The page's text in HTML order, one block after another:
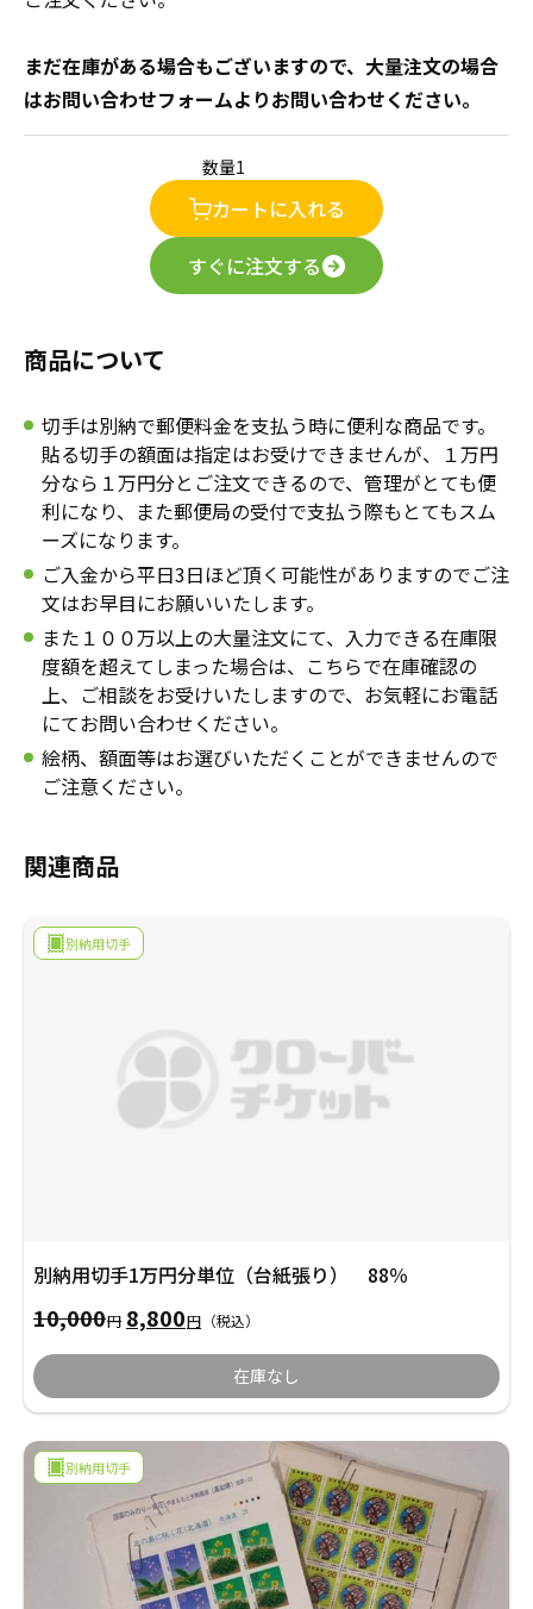
年賀状
年賀状
その他
まだ在庫がある場合もございますので、大量注文の場合
はお問い合わせフォームよりお問い合わせください。
数量
カートに入れる
すぐに注文する
商品について
切手は別納で郵便料金を支払う時に便利な商品です。
貼る切手の額面は指定はお受けできませんが、１万円
分なら１万円分とご注文できるので、管理がとても便
利になり、また郵便局の受付で支払う際もとてもスム
ーズになります。
ご入金から平日3日ほど頂く可能性がありますのでご注
文はお早目にお願いいたします。
また１００万以上の大量注文にて、入力できる在庫限
度額を超えてしまった場合は、こちらで在庫確認の
上、ご相談をお受けいたしますので、お気軽にお電話
にてお問い合わせください。
絵柄、額面等はお選びいただくことができませんので
ご注意ください。
関連商品
別納用切手
別納用切手1万円分単位（台紙張り） 88％
10,000円 元
の
は
10,000
円
で
8,800円 現
在
8,800
円
（税込）
在庫なし
別納用切手